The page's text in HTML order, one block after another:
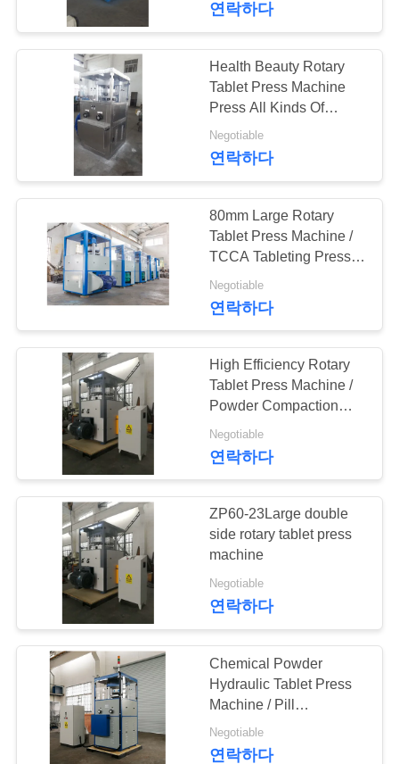
PRIVACY
POLICY
정제 코팅 기계
18
기계를 세는 정제
스테인리스
Pulverizer
11
정제 포장기
연락하다
Health Beauty Rotary
Tablet Press Machine
Press All Kinds Of
Granular Materials Into
Tablets
Negotiable
연락하다
80mm Large Rotary
Tablet Press Machine /
TCCA Tableting Press
Machinery
Negotiable
연락하다
High Efficiency Rotary
Tablet Press Machine /
Powder Compaction
Machine
Negotiable
연락하다
ZP60-23Large double
side rotary tablet press
machine
Negotiable
연락하다
Chemical Powder
Hydraulic Tablet Press
Machine / Pill
Compressor Machine
Negotiable
연락하다